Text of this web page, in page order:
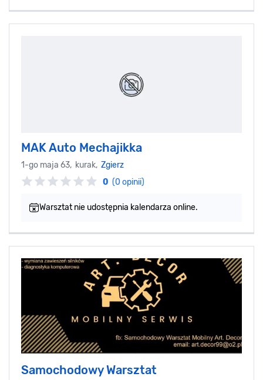
MAK Auto Mechajikka
1-go maja 63, kurak, Zgierz
0 (0 opinii)
Warsztat nie udostępnia kalendarza online.
Samochodowy Warsztat